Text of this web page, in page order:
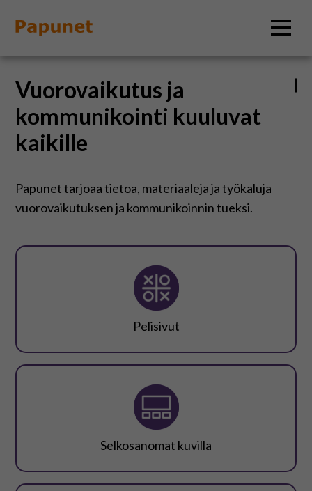
Tietoa
Materiaalit
In English
Vuorovaikutus ja
kommunikointi kuuluvat
kaikille
Papunet tarjoaa tietoa, materiaaleja ja työkaluja
vuorovaikutuksen ja kommunikoinnin tueksi.
Pelisivut
Selkosanomat kuvilla